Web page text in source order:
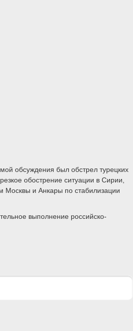
обсуждения был обстрел турецких
обострение ситуации в Сирии,
Москвы и Анкары по стабилизации
выполнение российско-